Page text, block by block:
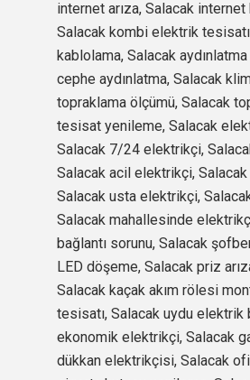
internet arıza, Salacak
Salacak kombi elektrik
kablolama, Salacak
cephe aydınlatma, Salacak
topraklama ölçümü, Salacak
tesisat yenileme, Salacak
Salacak 7/24 elektrikçi,
Salacak acil elektrikçi,
Salacak usta elektrikçi,
Salacak mahallesinde
bağlantı sorunu, Salacak
LED döşeme, Salacak priz
Salacak kaçak akım rölesi
tesisatı, Salacak uydu elektrik
ekonomik elektrikçi, Salacak
dükkan elektrikçisi, Salacak